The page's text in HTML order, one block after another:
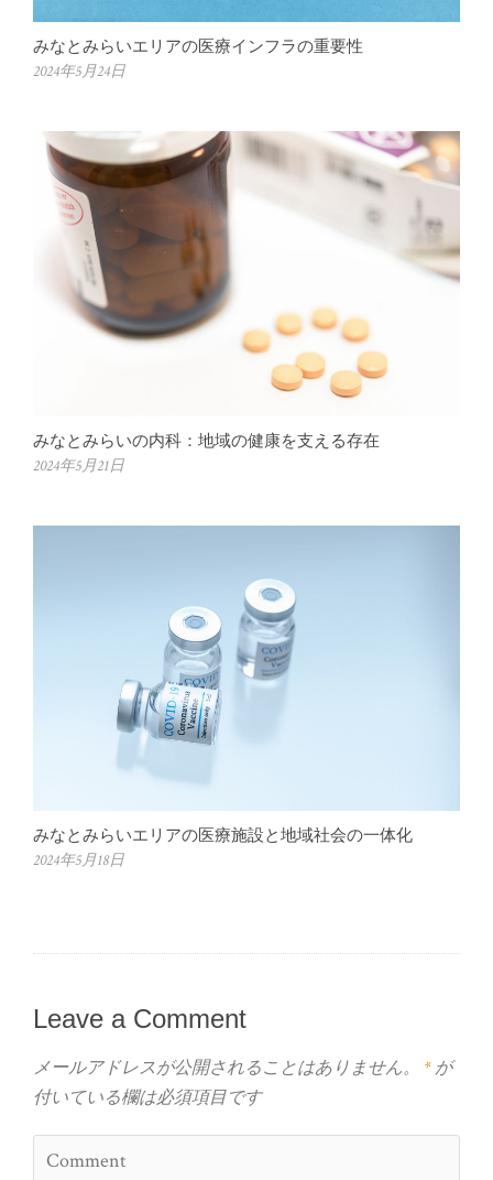
みなとみらいエリアの医療インフラの重要性
2024年5月24日
みなとみらいの内科：地域の健康を支える存在
2024年5月21日
みなとみらいエリアの医療施設と地域社会の一体化
2024年5月18日
Leave a Comment
メールアドレスが公開されることはありません。 *が
付いている欄は必須項目です